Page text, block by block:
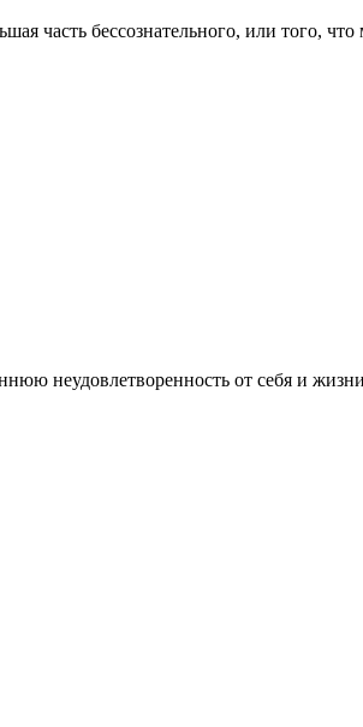
бессознательного, или того, что
неудовлетворенность от себя и жизни